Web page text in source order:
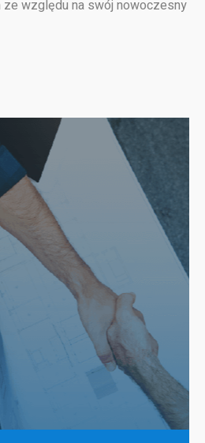
względu na swój nowoczesny